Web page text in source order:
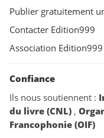
Publier gratuitement
Contacter Edition999
Association
Confiance
Ils nous soutiennent :
du livre (CNL) ,
Francophonie (OIF)